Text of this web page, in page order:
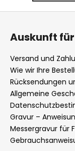
Auskunft für
Versand und
Wie wir Ihre
Rücksendungen
Allgemeine
Gravur –